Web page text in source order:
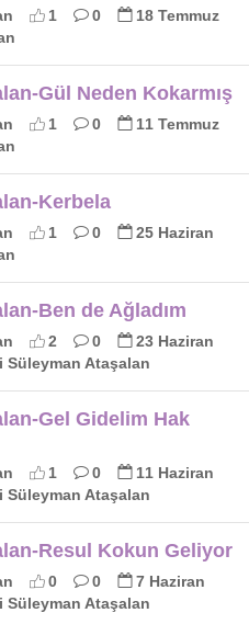
1 0
18 Temmuz
Gül Neden Kokarmış
1 0
11 Temmuz
Kerbela
1 0
25 Haziran
Ben de Ağladım
2 0
23 Haziran
Süleyman Ataşalan
Gel Gidelim Hak
1 0
11 Haziran
Süleyman Ataşalan
Resul Kokun Geliyor
0 0
7 Haziran
Süleyman Ataşalan